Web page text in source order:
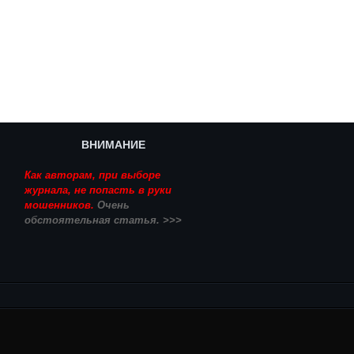
ВНИМАНИЕ
Как авторам, при выборе
журнала, не попасть в руки
мошенников. Очень
обстоятельная статья. >>>